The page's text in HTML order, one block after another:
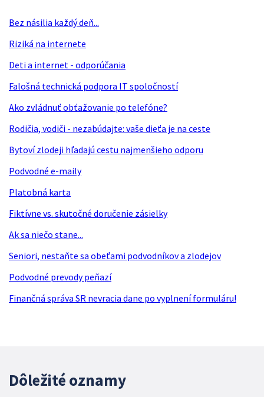
Bez násilia každý deň...
Riziká na internete
Deti a internet - odporúčania
Falošná technická podpora IT spoločností
Ako zvládnuť obťažovanie po telefóne?
Rodičia, vodiči - nezabúdajte: vaše dieťa je na ceste
Bytoví zlodeji hľadajú cestu najmenšieho odporu
Podvodné e-maily
Platobná karta
Fiktívne vs. skutočné doručenie zásielky
Ak sa niečo stane...
Seniori, nestaňte sa obeťami podvodníkov a zlodejov
Podvodné prevody peňazí
Finančná správa SR nevracia dane po vyplnení formuláru!
Dôležité oznamy